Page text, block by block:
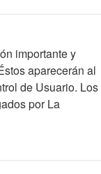
importante y
aparecerán al
de Usuario. Los
por La